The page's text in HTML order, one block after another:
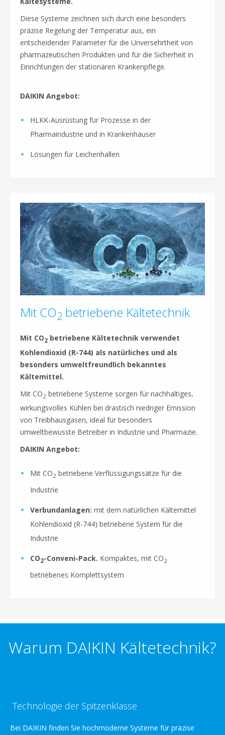
Diese Systeme zeichnen sich durch eine besonders
präzise Regelung der Temperatur aus, ein
entscheidender Parameter für die Unversehrtheit von
pharmazeutischen Produkten und für die Sicherheit in
Einrichtungen der stationären Krankenpflege.
DAIKIN Angebot:
HLKK-Ausrüstung für Prozesse in der
Pharmaindustrie und in Krankenhäuser
Lösungen für Leichenhallen
Mit CO2 betriebene Kältetechnik
Mit CO2 betriebene Kältetechnik verwendet
Kohlendioxid (R-744) als natürliches und als
besonders umweltfreundlich bekanntes
Kältemittel.
Mit CO2 betriebene Systeme sorgen für nachhaltiges,
wirkungsvolles Kühlen bei drastisch niedriger Emission
von Treibhausgasen, ideal für besonders
umweltbewusste Betreiber in Industrie und Pharmazie.
DAIKIN Angebot:
Mit CO2 betriebene Verflüssigungssätze für die
Industrie
Verbundanlagen: mit dem natürlichen Kältemittel
Kohlendioxid (R-744) betriebene System für die
Industrie
CO2-Conveni-Pack. Kompaktes, mit CO2
betriebenes Komplettsystem
Warum DAIKIN Kältetechnik?
Technologie der Spitzenklasse
Bei DAIKIN finden Sie hochmoderne Systeme für präzise